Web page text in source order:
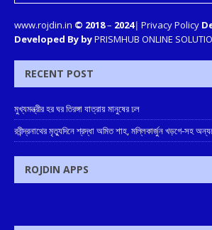
www.rojdin.in © 2018– 2024| Privacy Policy
Developed By byPRISMHUB ONLINE
RECENT POST
মুখ্যমন্ত্রীর হর ঘর তিরঙ্গা যাত্রায় মানুষের ঢল
রবীন্দ্রনাথের মৃত্যুদিনে শ্রদ্ধা অমিত শাহ, মল্লিকার্জুন খড়গে-সহ
ROJDIN APPS